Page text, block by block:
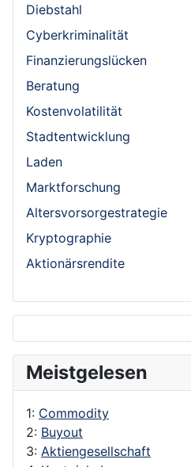
Diebstahl
Cyberkriminalität
Finanzierungslücken
Beratung
Kostenvolatilität
Stadtentwicklung
Laden
Marktforschung
Altersvorsorgestrategie
Kryptographie
Aktionärsrendite
Meistgelesen
1: Commodity
2: Buyout
3: Aktiengesellschaft